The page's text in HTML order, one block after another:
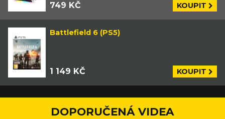
749 KČ KOUPIT
Battlefield 6 (PS5)
1 149 KČ KOUPIT
DOPORUČENÁ VIDEA